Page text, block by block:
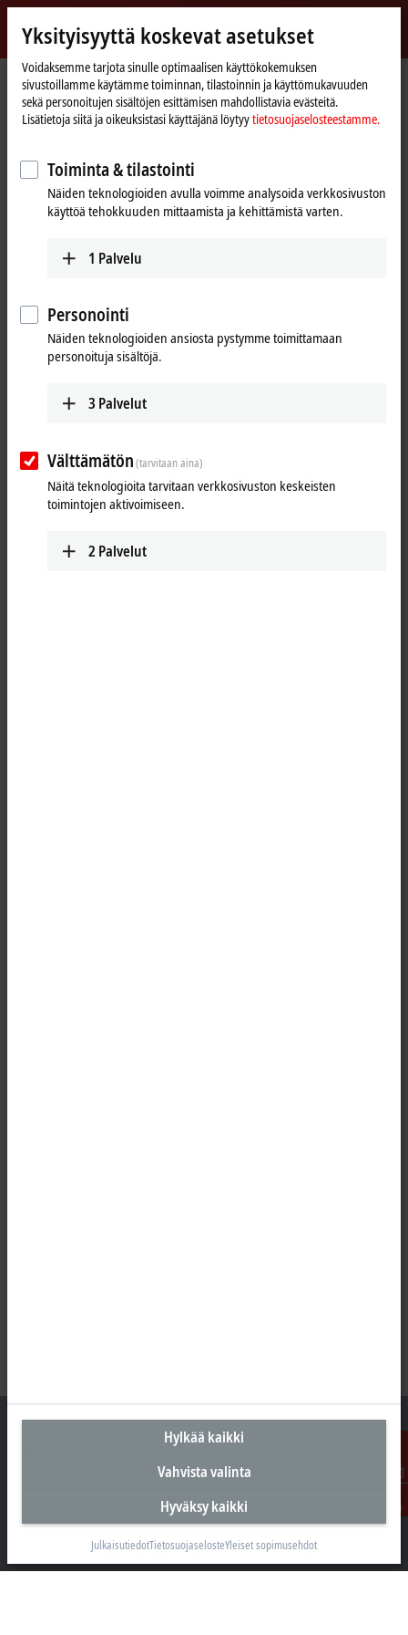
Beckhoff
-
New
Automation
Technology
myBeckhoff
KotisivuYritys Globaali edustus Norway Sales
yhteyttä
Sales, Norway
Osoite ja yhteystiedot
Beckhoff Automation AS
Raveien 205
3184 Borre
Norway
info@beckhoff.no
www.beckhoff.com/nn-no/
Hakakalliontie 2
05460 Hyvinkää
Yksityisyyttä koskevat asetukset
Voidaksemme tarjota sinulle optimaalisen käyttökokemuksen
sivustoillamme käytämme toiminnan, tilastoinnin ja käyttömukavuuden
sekä personoitujen sisältöjen esittämisen mahdollistavia evästeitä.
Lisätietoja siitä ja oikeuksistasi käyttäjänä löytyytietosuojaselosteestamme.
Toiminta & tilastointi
Näiden teknologioiden avulla voimme analysoida verkkosivuston
käyttöä tehokkuuden mittaamista ja kehittämistä varten.
1 Palvelu
Personointi
Näiden teknologioiden ansiosta pystymme toimittamaan
personoituja sisältöjä.
3 Palvelut
Välttämätön(tarvitaan aina)
Näitä teknologioita tarvitaan verkkosivuston keskeisten
toimintojen aktivoimiseen.
2 Palvelut
Hylkää kaikki
Vahvista valinta
Hyväksy kaikki
JulkaisutiedotTietosuojaselosteYleiset sopimusehdot